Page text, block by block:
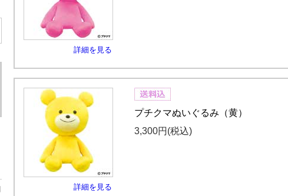
詳細を見る
詳細を見る
プチクマぬいぐるみ（黄）
3,300円 (税込)